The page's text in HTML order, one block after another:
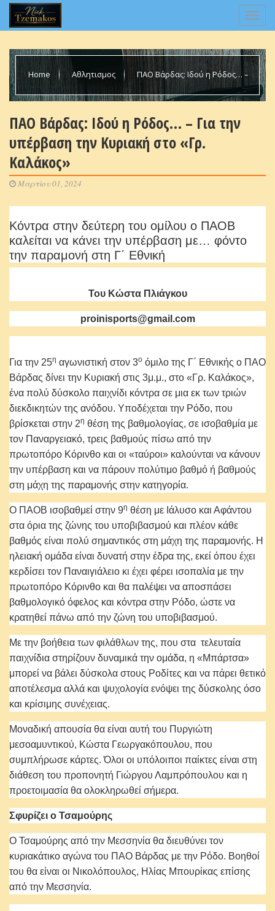
Home Αθλητισμος ΠΑΟ Βάρδας: Ιδού η Ρόδος… –
ΠΑΟ Βάρδας: Ιδού η Ρόδος… – Για την
υπέρβαση την Κυριακή στο «Γρ.
Καλάκος»
Μαρτίου 01, 2024
Κόντρα στην δεύτερη του ομίλου ο ΠΑΟΒ
καλείται να κάνει την υπέρβαση με… φόντο
την παραμονή στη Γ΄ Εθνική
Του Κώστα Πλιάγκου
proinisports@gmail .com
Για την 25η αγωνιστική στον 3ο όμιλο της Γ΄ Εθνικής ο ΠΑΟ
Βάρδας δίνει την Κυριακή στις 3μ.μ., στο «Γρ. Καλάκος»,
ένα πολύ δύσκολο παιχνίδι κόντρα σε μια εκ των τριών
διεκδικητών της ανόδου. Υποδέχεται την Ρόδο, που
βρίσκεται στην 2η θέση της βαθμολογίας, σε ισοβαθμία με
τον Παναργειακό, τρεις βαθμούς πίσω από την
πρωτοπόρο Κόρινθο και οι «ταύροι» καλούνται να κάνουν
την υπέρβαση και να πάρουν πολύτιμο βαθμό ή βαθμούς
στη μάχη της παραμονής στην κατηγορία.
Ο ΠΑΟΒ ισοβαθμεί στην 9η θέση με Ιάλυσο και Αφάντου
στα όρια της ζώνης του υποβιβασμού και πλέον κάθε
βαθμός είναι πολύ σημαντικός στη μάχη της παραμονής. Η
ηλειακή ομάδα είναι δυνατή στην έδρα της, εκεί όπου έχει
κερδίσει τον Παναιγιάλειο κι έχει φέρει ισοπαλία με την
πρωτοπόρο Κόρινθο και θα παλέψει να αποσπάσει
βαθμολογικό όφελος και κόντρα στην Ρόδο, ώστε να
κρατηθεί πάνω από την ζώνη του υποβιβασμού.
Με την βοήθεια των φιλάθλων της, που στα τελευταία
παιχνίδια στηρίζουν δυναμικά την ομάδα, η «Μπάρτσα»
μπορεί να βάλει δύσκολα στους Ροδίτες και να πάρει θετικό
αποτέλεσμα αλλά και ψυχολογία ενόψει της δύσκολης όσο
και κρίσιμης συνέχειας.
Μοναδική απουσία θα είναι αυτή του Πυργιώτη
μεσοαμυντικού, Κώστα Γεωργακόπουλου, που
συμπλήρωσε κάρτες. Όλοι οι υπόλοιποι παίκτες είναι στη
διάθεση του προπονητή Γιώργου Λαμπρόπουλου και η
προετοιμασία θα ολοκληρωθεί σήμερα.
Σφυρίζει ο Τσαμούρης
Ο Τσαμούρης από την Μεσσηνία θα διευθύνει τον
κυριακάτικο αγώνα του ΠΑΟ Βάρδας με την Ρόδο. Βοηθοί
του θα είναι οι Νικολόπουλος, Ηλίας Μπουρίκας επίσης
από την Μεσσηνία.